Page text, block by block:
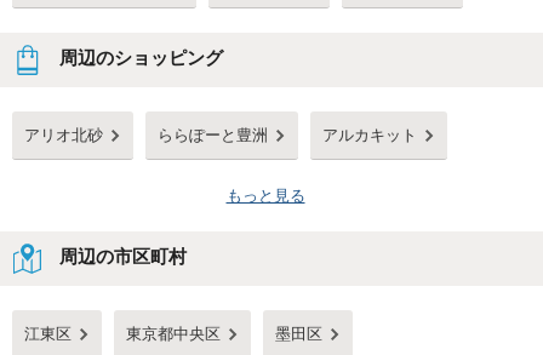
周辺のショッピング
アリオ北砂 ららぽーと豊洲 アルカキット
もっと見る
周辺の市区町村
江東区 東京都中央区 墨田区